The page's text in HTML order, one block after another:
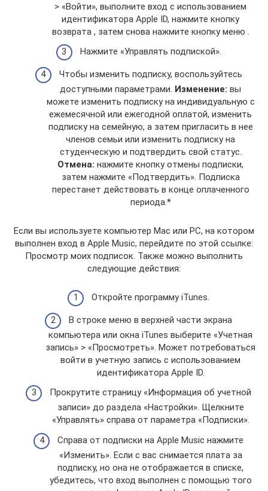
> «Войти», выполните вход с использованием
идентификатора Apple ID, нажмите кнопку
возврата , затем снова нажмите кнопку меню .
Нажмите «Управлять подпиской».
Чтобы изменить подписку, воспользуйтесь
доступными параметрами. Изменение: вы
можете изменить подписку на индивидуальную с
ежемесячной или ежегодной оплатой, изменить
подписку на семейную, а затем пригласить в нее
членов семьи или изменить подписку на
студенческую и подтвердить свой статус.
Отмена: нажмите кнопку отмены подписки,
затем нажмите «Подтвердить». Подписка
перестанет действовать в конце оплаченного
периода.*
Если вы используете компьютер Mac или PC, на котором
выполнен вход в Apple Music, перейдите по этой ссылке:
Просмотр моих подписок. Также можно выполнить
следующие действия:
Откройте программу iTunes.
В строке меню в верхней части экрана
компьютера или окна iTunes выберите «Учетная
запись» > «Просмотреть». Может потребоваться
войти в учетную запись с использованием
идентификатора Apple ID.
Прокрутите страницу «Информация об учетной
записи» до раздела «Настройки». Щелкните
«Управлять» справа от параметра «Подписки».
Справа от подписки на Apple Music нажмите
«Изменить». Если с вас снимается плата за
подписку, но она не отображается в списке,
убедитесь, что вход выполнен с помощью того